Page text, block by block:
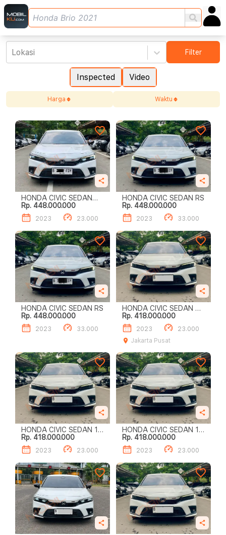
Inspected Video
Lokasi Filter
Harga Waktu
HONDA CIVIC SEDAN
1.5TC RS CVT
Rp. 448.000.000
2023 23.000
HONDA CIVIC SEDAN RS
Rp. 448.000.000
2023 33.000
HONDA CIVIC SEDAN RS
Rp. 448.000.000
2023 33.000
HONDA CIVIC SEDAN RS
1.5
Rp. 418.000.000
2023
23.000
Jakarta Pusat
HONDA CIVIC SEDAN 1.5
SEDAN
Rp. 418.000.000
2023 23.000
HONDA CIVIC SEDAN 1.5
SEDAN
Rp. 418.000.000
2023 23.000